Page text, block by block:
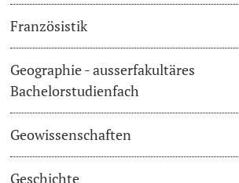
Student Life
Campus Stories
Advice & Support
Französistik
Geographie - ausserfakultäres
Bachelorstudienfach
Geowissenschaften
Geschichte